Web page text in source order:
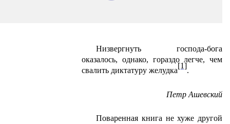
Низвергнуть господа-бога
оказалось, однако, гораздо легче, чем
свалить диктатуру желудка
[1]
.
Петр Ашевский
Поваренная книга не хуже другой